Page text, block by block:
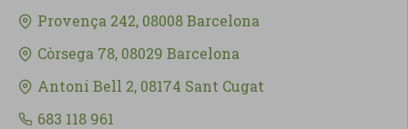
Provença 242, 08008 Barcelona
Còrsega 78, 08029 Barcelona
Antoni Bell 2, 08174 Sant Cugat
683 118 961